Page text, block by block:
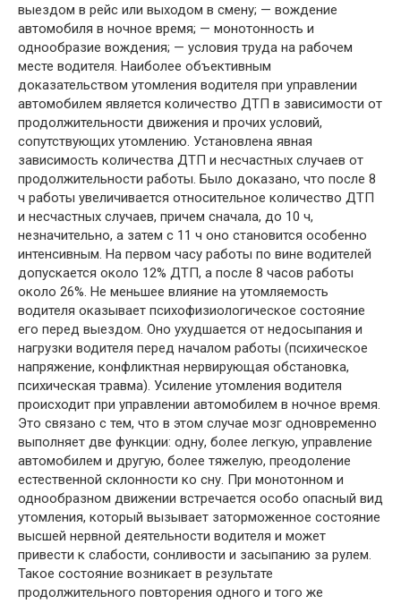
выездом в рейс или выходом в смену; — вождение
автомобиля в ночное время; — монотонность и
однообразие вождения; — условия труда на рабочем
месте водителя. Наиболее объективным
доказательством утомления водителя при управлении
автомобилем является количество ДТП в зависимости от
продолжительности движения и прочих условий,
сопутствующих утомлению. Установлена явная
зависимость количества ДТП и несчастных случаев от
продолжительности работы. Было доказано, что после 8
ч работы увеличивается относительное количество ДТП
и несчастных случаев, причем сначала, до 10 ч,
незначительно, а затем с 11 ч оно становится особенно
интенсивным. На первом часу работы по вине водителей
допускается около 12% ДТП, а после 8 часов работы
около 26%. Не меньшее влияние на утомляемость
водителя оказывает психофизиологическое состояние
его перед выездом. Оно ухудшается от недосыпания и
нагрузки водителя перед началом работы (психическое
напряжение, конфликтная нервирующая обстановка,
психическая травма). Усиление утомления водителя
происходит при управлении автомобилем в ночное время.
Это связано с тем, что в этом случае мозг одновременно
выполняет две функции: одну, более легкую, управление
автомобилем и другую, более тяжелую, преодоление
естественной склонности ко сну. При монотонном и
однообразном движении встречается особо опасный вид
утомления, который вызывает заторможенное состояние
высшей нервной деятельности водителя и может
привести к слабости, сонливости и засыпанию за рулем.
Такое состояние возникает в результате
продолжительного повторения одного и того же